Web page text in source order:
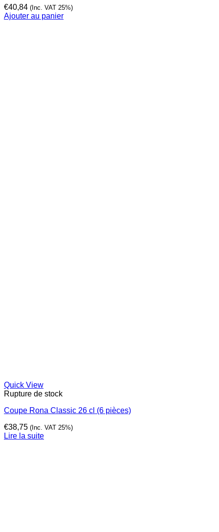
€40,84 (Inc. VAT 25%)
Ajouter au panier
Quick View
Rupture de stock
Coupe Rona Classic 26 cl (6 pièces)
€38,75 (Inc. VAT 25%)
Lire la suite